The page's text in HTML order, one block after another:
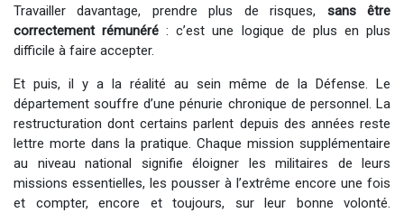
Travailler davantage, prendre plus de risques, sans être
correctement rémunéré : c’est une logique de plus en plus
difficile à faire accepter. ​
Et puis, il y a la réalité au sein même de la Défense. Le
département souffre d’une pénurie chronique de personnel. La
restructuration dont certains parlent depuis des années reste
lettre morte dans la pratique. Chaque mission supplémentaire
au niveau national signifie éloigner les militaires de leurs
missions essentielles, les pousser à l’extrême encore une fois
et compter, encore et toujours, sur leur bonne volonté.